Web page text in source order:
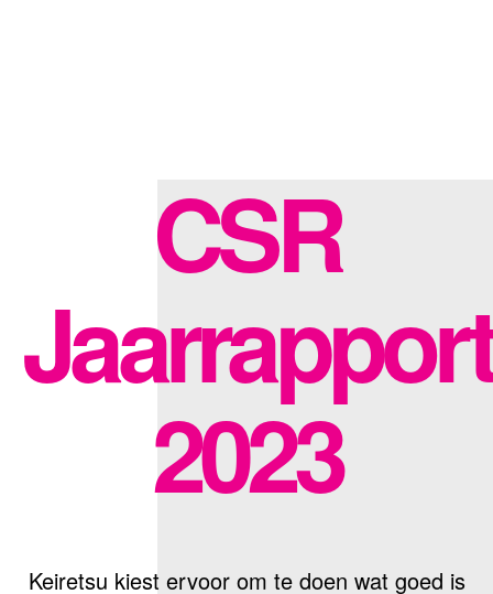
CSR
Jaarrapport
2023
Keiretsu kiest ervoor om te doen wat goed is